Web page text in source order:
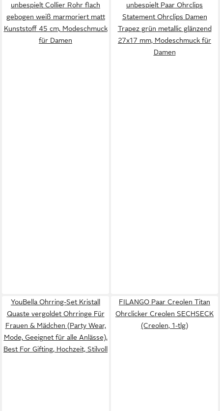
unbespielt Collier Rohr flach
gebogen weiß marmoriert matt
Kunststoff 45 cm, Modeschmuck
für Damen
unbespielt Paar Ohrclips
Statement Ohrclips Damen
Trapez grün metallic glänzend
27x17 mm, Modeschmuck für
Damen
YouBella Ohrring-Set Kristall
Quaste vergoldet Ohrringe Für
Frauen & Mädchen (Party Wear,
Mode, Geeignet für alle Anlässe),
Best For Gifting, Hochzeit, Stilvoll
FILANGO Paar Creolen Titan
Ohrclicker Creolen SECHSECK
(Creolen, 1-tlg)